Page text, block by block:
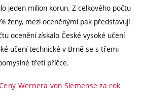
jeden milion korun. Z celkového počtu
ženy, mezi oceněnými pak představují
ocenění získalo České vysoké učení
učení technické v Brně se s třemi
třetí příčce.
Wernera von Siemense za rok